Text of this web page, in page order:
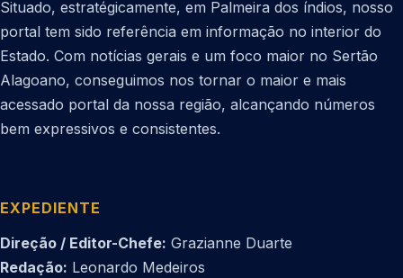
Situado, estratégicamente, em Palmeira dos índios, nosso
portal tem sido referência em informação no interior do
Estado. Com notícias gerais e um foco maior no Sertão
Alagoano, conseguimos nos tornar o maior e mais
acessado portal da nossa região, alcançando números
bem expressivos e consistentes.
EXPEDIENTE
Direção / Editor-Chefe: Grazianne Duarte
Redação: Leonardo Medeiros